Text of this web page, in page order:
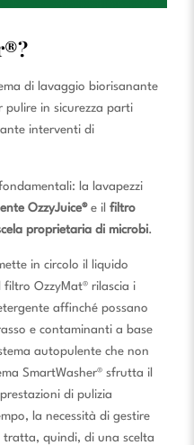
?
di lavaggio biorisanante
in sicurezza parti
interventi di
la lavapezzi
OzzyJuice® e il filtro
proprietaria di microbi.
in circolo il liquido
filtro OzzyMat® rilascia i
affinché possano
e contaminanti a base
autopulente che non
SmartWasher® sfrutta il
di pulizia
la necessità di gestire
tratta, quindi, di una scelta